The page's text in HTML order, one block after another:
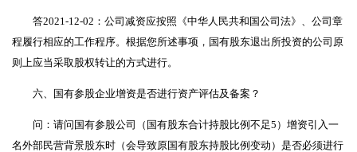
答2021-12-02：公司减资应按照《中华人民共和国公司法》、公司章
程履行相应的工作程序。根据您所述事项，国有股东退出所投资的公司原
则上应当采取股权转让的方式进行。
六、国有参股企业增资是否进行资产评估及备案？
问：请问国有参股公司（国有股东合计持股比例不足5）增资引入一
名外部民营背景股东时（会导致原国有股东持股比例变动）是否必须进行